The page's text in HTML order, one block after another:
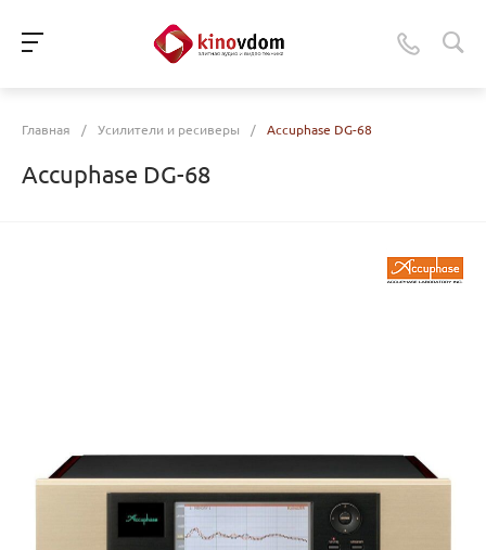
Главная / Усилители и ресиверы / Accuphase DG-68
Accuphase DG-68